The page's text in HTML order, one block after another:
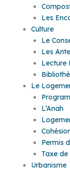
Les
Culture
Le
Les
Lecture
Le
L’Anah
Permis
Taxe de
Urbanisme